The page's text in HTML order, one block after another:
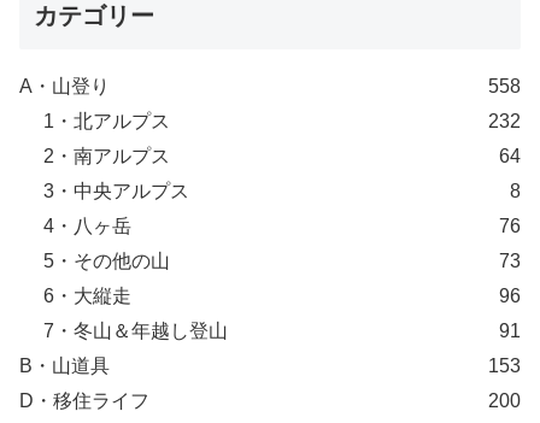
カテゴリー
A・山登り
558
1・北アルプス
232
2・南アルプス
64
3・中央アルプス
8
4・八ヶ岳
76
5・その他の山
73
6・大縦走
96
7・冬山＆年越し登山
91
B・山道具
153
D・移住ライフ
200